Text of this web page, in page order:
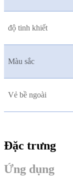
độ tinh khiết
Màu sắc
Vẻ bề ngoài
Đặc trưng
Ứng dụng